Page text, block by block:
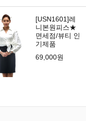
[USN1601]레
니본원피스★
면세점/뷰티 인
기제품
69,000원